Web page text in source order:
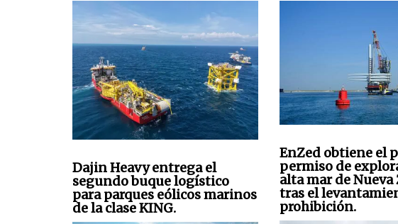
Dajin Heavy entrega el
segundo buque logístico
para parques eólicos marinos
de la clase KING.
EnZed obtiene el
permiso de
alta mar de Nueva
tras el
prohibición.